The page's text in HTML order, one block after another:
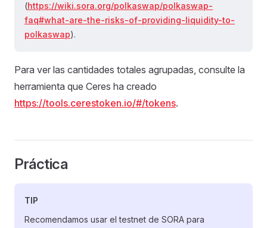
(https://wiki.sora.org/polkaswap/polkaswap-
faq#what-are-the-risks-of-providing-liquidity-to-
polkaswap).
Para ver las cantidades totales agrupadas, consulte la
herramienta que Ceres ha creado
https://tools.cerestoken.io/#/tokens.
Práctica
TIP
Recomendamos usar el testnet de SORA para